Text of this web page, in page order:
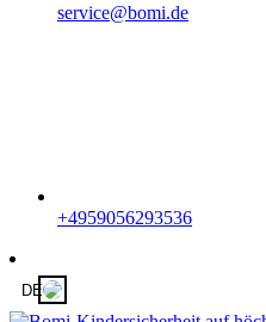
service@bomi.de
+4959056293536
DE